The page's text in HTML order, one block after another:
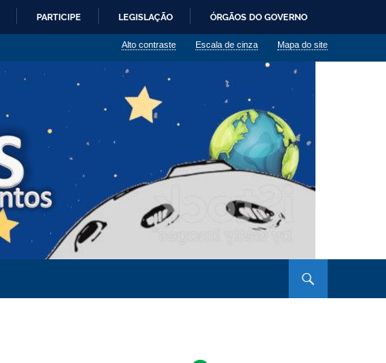
PARTICIPE LEGISLAÇÃO ÓRGÃOS DO GOVERNO
Alto contraste Escala de cinza Mapa do site